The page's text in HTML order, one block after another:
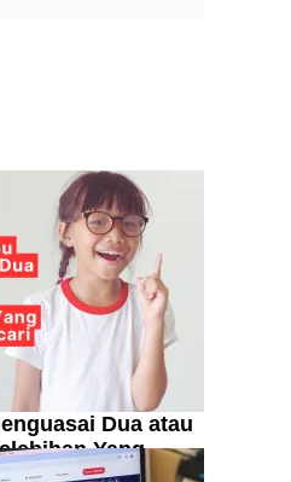
Dua atau
Yang